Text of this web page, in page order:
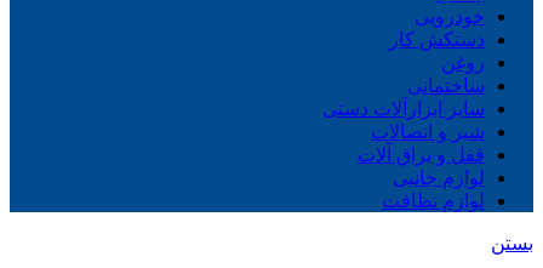
خودرویی
دستکش کار
روغن
ساختمانی
سایز ابزارآلات دستی
شیر و اتصالات
قفل و یراق آلات
لوازم جانبی
لوازم نظافت
بستن